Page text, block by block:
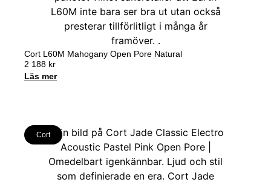
Cort L60M Mahogany Open Pore Natural
2 188 kr
Läs mer
Cort